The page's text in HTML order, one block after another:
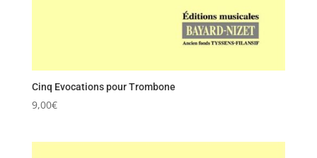
Cinq Evocations pour Trombone
9,00€